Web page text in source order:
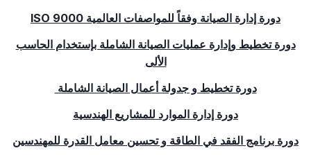
دورة إدارة الصيانة وفقاً للمواصفات العالمية ISO 9000
دورة تخطيط وإدارة عمليات الصيانة الشاملة بإستخدام الحاسب
الألى
دورة تخطيط و جدولة أعمال الصيانة الشاملة
دورة إدارة الموارد للمشاريع الهندسية
دورة برنامج الفقد في الطاقة و تحسين معامل القدرة للمهندسين